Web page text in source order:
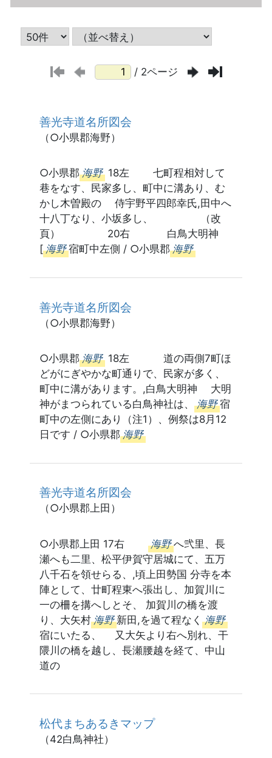
/ 2ページ
善光寺道名所図会
（○小県郡海野）
○小県郡 海野 18左 七町程相対して
巷をなす、民家多し、町中に溝あり、む
かし木曽殿の 侍宇野平四郎幸氏,田中へ
十八丁なり、小坂多し、 （改
頁） 20右 白鳥大明神
[ 海野 宿町中左側 / ○小県郡 海野
善光寺道名所図会
（○小県郡海野）
○小県郡 海野 18左 道の両側7町ほ
どがにぎやかな町通りで、民家が多く、
町中に溝があります。,白鳥大明神 大明
神がまつられている白鳥神社は、 海野 宿
町中の左側にあり（注1）、例祭は8月12
日です / ○小県郡 海野
善光寺道名所図会
（○小県郡上田）
○小県郡上田 17右 海野 へ弐里、長
瀬へも二里、松平伊賀守居城にて、五万
八千石を領せらる、,頃上田勢国 分寺を本
陣として、廿町程東へ張出し、加賀川に
一の柵を搆へしとそ、 加賀川の橋を渡
り、大矢村 海野 新田,を過て程なく 海野
宿にいたる、 又大矢より右へ別れ、干
隈川の橋を越し、長瀬腰越を経て、中山
道の
松代まちあるきマップ
（42白鳥神社）